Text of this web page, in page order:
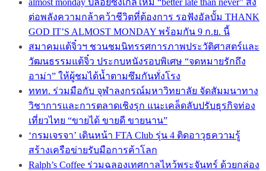
almost monday ปล่อยซิงเกิลใหม่ “better late than never” ส่ง
ต่อพลังความกล้าคว้าชีวิตที่ต้องการ รอฟังอัลบั้ม THANK
GOD IT’S ALMOST MONDAY พร้อมกัน 9 ก.ย. นี้
สมาคมแต้จิ๋วฯ ชวนชมนิทรรศการภาพประวัติศาสตร์และ
วัฒนธรรมแต้จิ๋ว ประกบหนังรอบพิเศษ “จดหมายรักถึง
อาม่า” ให้ผู้ชมได้น้ำตามซึมกันทั่งโรง
ททท. ร่วมมือกับ จุฬาลงกรณ์มหาวิทยาลัย จัดสัมมนาทาง
วิชาการและการตลาดเชิงรุก แนะเคล็ดลับปรับธุรกิจท่อง
เที่ยวไทย “ขายได้ ขายดี ขายนาน”
‘กรมเจรจา’ เดินหน้า FTA Club รุ่น 4 ติดอาวุธความรู้
สร้างเครือข่ายรับมือการค้าโลก
Ralph’s Coffee ร่วมฉลองเทศกาลไหว้พระจันทร์ ด้วยกล่อง